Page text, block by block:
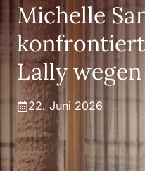
Michelle
konfrontiert
Lally
22. Juni 2026